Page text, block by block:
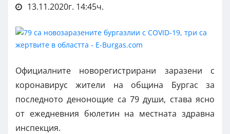
13.11.2020г. 14:45ч.
Официалните новорегистрирани заразени с
коронавирус жители на община Бургас за
последното денонощие са 79 души, става ясно
от ежедневния бюлетин на местната здравна
инспекция.